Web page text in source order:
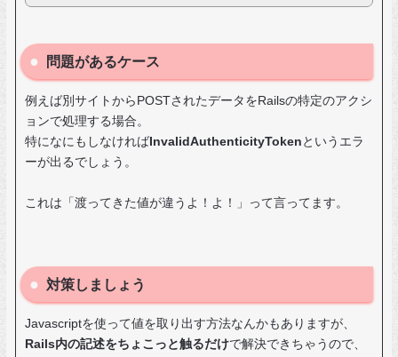
問題があるケース
例えば別サイトからPOSTされたデータをRailsの特定のアクシ
ョンで処理する場合。
特になにもしなければ InvalidAuthenticityToken というエラ
ーが出るでしょう。
これは「渡ってきた値が違うよ！よ！」って言ってます。
対策しましょう
Javascriptを使って値を取り出す方法なんかもありますが、
Rails内の記述をちょこっと触るだけで解決できちゃうので、